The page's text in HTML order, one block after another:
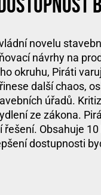
novelu
návrhy na
okruhu, Piráti
další chaos,
úřadů.
ze zákona.
Obsahuje
dostupnosti